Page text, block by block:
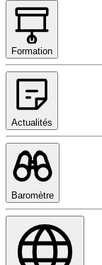
Formation
Actualités
Baromètre